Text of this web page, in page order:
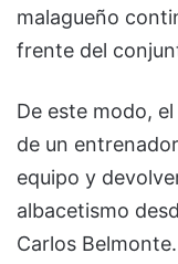
malagueño
frente del
De este modo,
de un
equipo y
albacetismo
Carlos